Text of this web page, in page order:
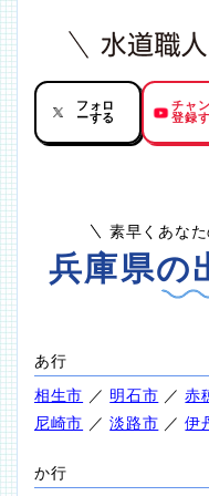
フォロ
ーする
チャ
登録
素早くあな
兵庫県の
あ行
相生市 ／ 明石市 ／赤
尼崎市 ／淡路市 ／伊
か行